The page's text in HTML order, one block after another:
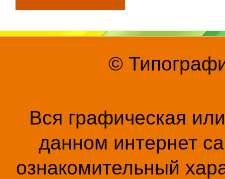
©
Вся графическая
данном интернет
ознакомительный